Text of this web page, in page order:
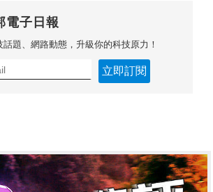
電子日報
題、網路動態，升級你的科技原力！
立即訂閱